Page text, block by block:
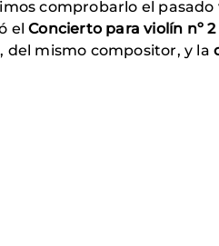
comprobarlo el pasado
elConcierto para violín nº
del mismo compositor, y la